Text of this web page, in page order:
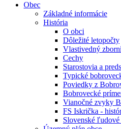
Obec
Základné informácie
História
O obci
Dôležité letopočty
Vlastivedný
Cechy
Starostovia a
Typické
Poviedky z
Bobrovecké
Vianočné zvyky
FS Iskrička -
Slovenské ľudové